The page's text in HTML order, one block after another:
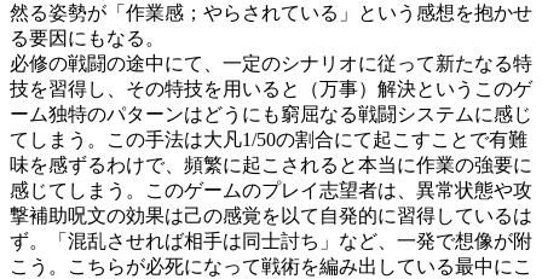
然る姿勢が「作業感；やらされている」という感想を抱かせ
る要因にもなる。
必修の戦闘の途中にて、一定のシナリオに従って新たなる特
技を習得し、その特技を用いると（万事）解決というこのゲ
ーム独特のパターンはどうにも窮屈なる戦闘システムに感じ
てしまう。この手法は大凡1/50の割合にて起こすことで有難
味を感ずるわけで、頻繁に起こされると本当に作業の強要に
感じてしまう。このゲームのプレイ志望者は、異常状態や攻
撃補助呪文の効果は己の感覚を以て自発的に習得しているは
ず。「混乱させれば相手は同士討ち」など、一発で想像が附
こう。こちらが必死になって戦術を編み出している最中にこ